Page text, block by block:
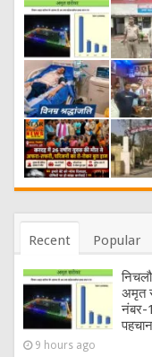
Recent Popular
अमृत
नंबर-
पहचान
9 hours ago